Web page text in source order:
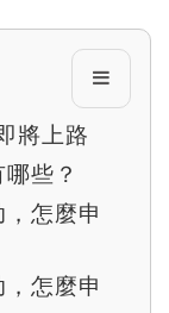
將上路
些？
，怎麼申
，怎麼申